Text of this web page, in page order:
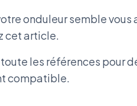
onduleur semble
cet article.
les références pour
compatible.